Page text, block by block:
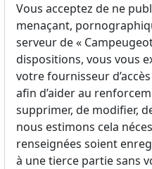
Vous acceptez de ne
menaçant,
serveur de «
dispositions, vous vous
votre fournisseur
afin d’aider au
supprimer, de modifier,
nous estimons cela
renseignées soient
à une tierce partie sans